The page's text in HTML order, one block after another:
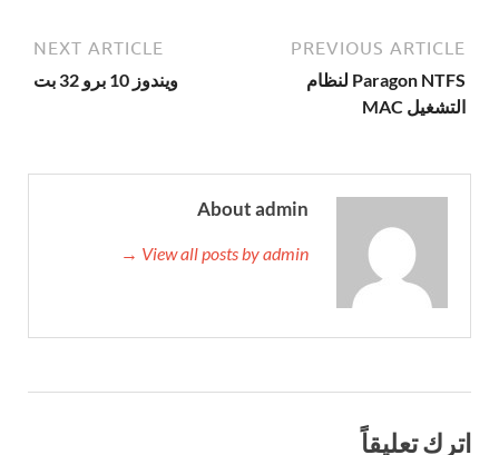
PREVIOUS ARTICLE
Paragon NTFS لنظام
التشغيل MAC
NEXT ARTICLE
ويندوز 10 برو 32 بت
About admin
View all posts by admin →
اترك تعليقاً